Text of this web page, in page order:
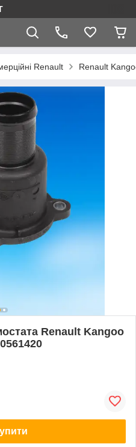
Renault Renault
Renault Kangoo